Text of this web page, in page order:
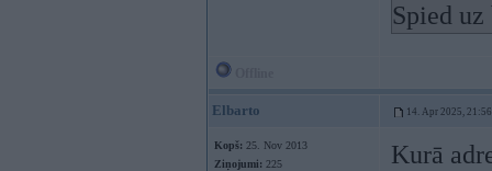
Spied
Elbarto 14. Apr 2025, 21:56
Kopš: 25. Nov 2013
Ziņojumi: 225
Kurā